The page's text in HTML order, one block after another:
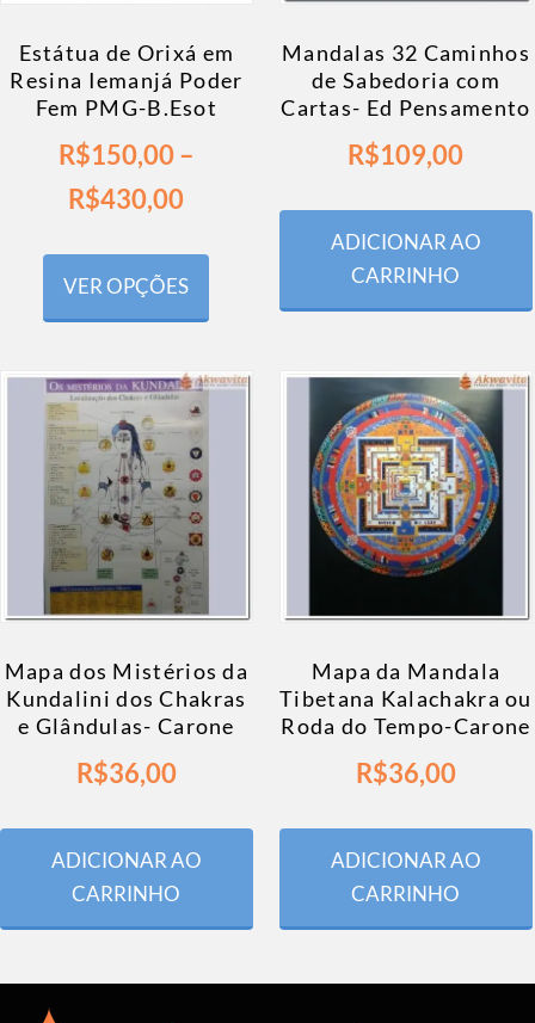
Estátua de Orixá em
Resina Iemanjá Poder
Fem PMG-B.Esot
R$150,00–
R$430,00
VER OPÇÕES
Mandalas 32 Caminhos
de Sabedoria com
Cartas- Ed Pensamento
R$109,00
ADICIONAR AO
CARRINHO
Mapa dos Mistérios da
Kundalini dos Chakras
e Glândulas- Carone
R$36,00
ADICIONAR AO
CARRINHO
Mapa da Mandala
Tibetana Kalachakra ou
Roda do Tempo-Carone
R$36,00
ADICIONAR AO
CARRINHO